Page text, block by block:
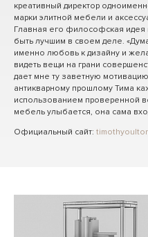
креативный директор
марки элитной мебели и
Главная его философская идея
быть лучшим в своем деле.
именно любовь к дизайну и
видеть вещи на грани
дает мне ту заветную
антикварному прошлому Тима
использованием проверенной
мебель улыбается, она сама
Официальный сайт: